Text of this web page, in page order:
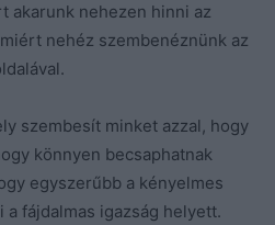
akarunk nehezen hinni az
nehéz szembenéznünk az
szembesít minket azzal, hogy
könnyen becsaphatnak
egyszerűbb a kényelmes
a fájdalmas igazság helyett.